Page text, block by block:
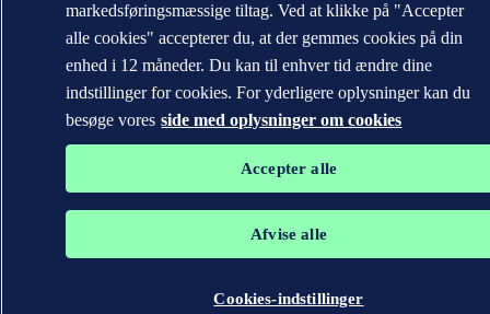
markedsføringsmæssige tiltag. Ved at klikke på "Accepter
alle cookies" accepterer du, at der gemmes cookies på din
enhed i 12 måneder. Du kan til enhver tid ændre dine
indstillinger for cookies. For yderligere oplysninger kan du
besøge vores side med oplysninger om cookies
Accepter alle
Afvise alle
Cookies-indstillinger